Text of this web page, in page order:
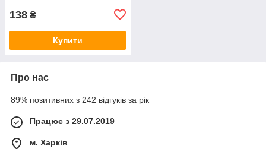
138 ₴
Купити
Про нас
89% позитивних з 242 відгуків за рік
Працює з 29.07.2019
м. Харків